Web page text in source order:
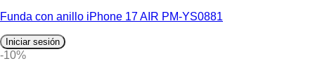
Funda con anillo iPhone 17 AIR PM-YS0881
Iniciar sesión
-10%